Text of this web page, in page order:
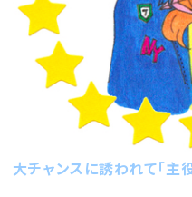
会員登録
Log in or Sign up
SPUR読者のためのメン
「The SPUR Club」。便
大チャンスに誘われて「主